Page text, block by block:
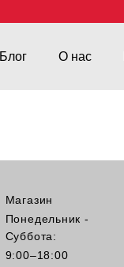
Блог О нас
Магазин
Понедельник -
Суббота:
9:00–18:00